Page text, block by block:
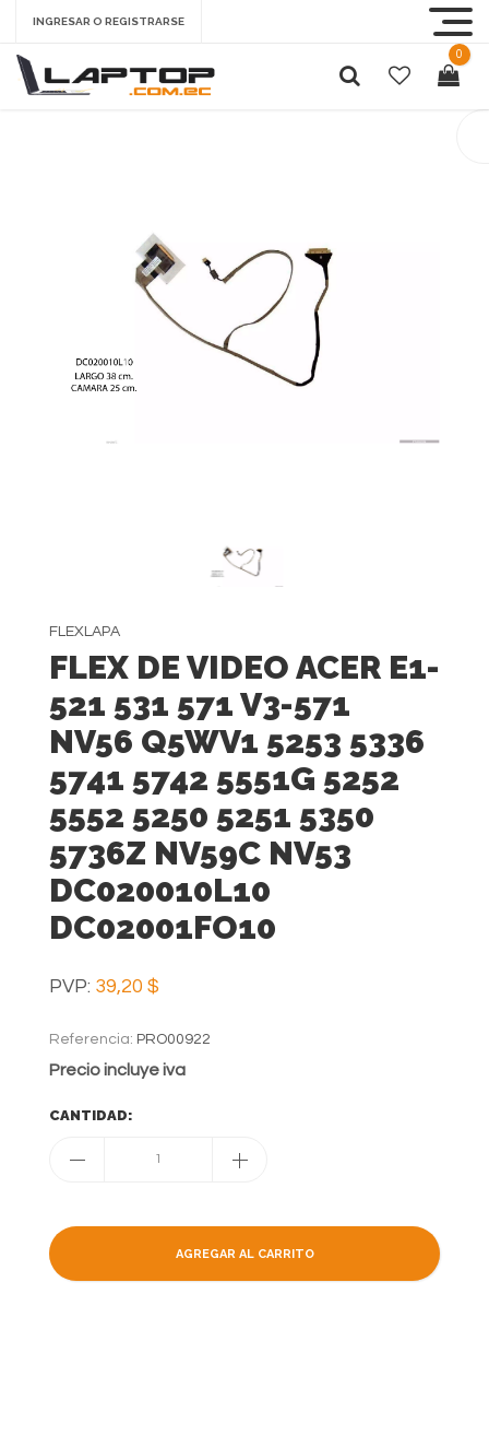
INGRESAR O REGISTRARSE
0
FLEXLAPA
FLEX DE VIDEO ACER E1-
521 531 571 V3-571
NV56 Q5WV1 5253 5336
5741 5742 5551G 5252
5552 5250 5251 5350
5736Z NV59C NV53
DC020010L10
DC02001FO10
PVP: 39,20 $
Referencia: PRO00922
Precio incluye iva
CANTIDAD:
1
AGREGAR AL CARRITO